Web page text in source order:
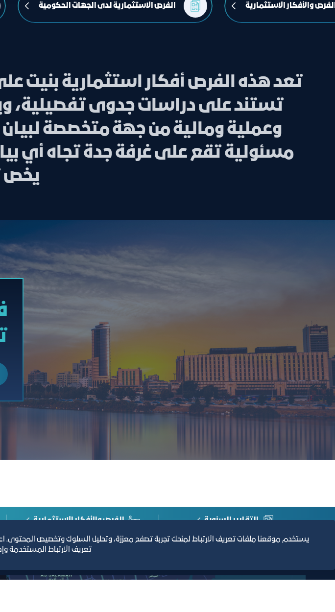
والأفكار الاستثمارية الفرص الاستثمارية لدى الجهات الحكومية
تعد هذه الفرص أفكار استثمارية بنيت
تستند على دراسات جدوى تفصيلية،
وعملية ومالية من جهة متخصصة
مسئولية تقع على غرفة جدة تجاه أي
يخص
التقارير السنوية الفرص والأفكار الاستثمارية
يستخدم موقعنا ملفات تعريف الارتباط لمنحك تجربة تصفح معززة، وتحليل السلوك وتخصيص المحتوى.
تعريف الارتباط المستخدمة